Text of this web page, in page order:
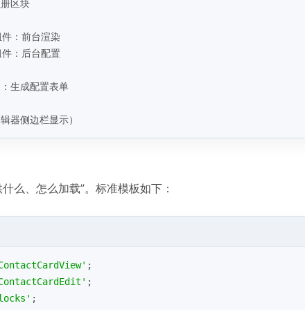
区块
：前台渲染
：后台配置
生成配置表单
侧边栏显示）
么、怎么加载”。标准模板如下：
;
;
;